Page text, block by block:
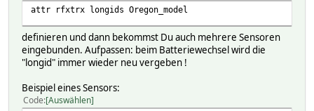
attr rfxtrx longids Oregon_model
definieren und dann bekommst Du auch mehrere Sensoren
eingebunden. Aufpassen: beim Batteriewechsel wird die
"longid" immer wieder neu vergeben !
Beispiel eines Sensors:
Code Auswählen